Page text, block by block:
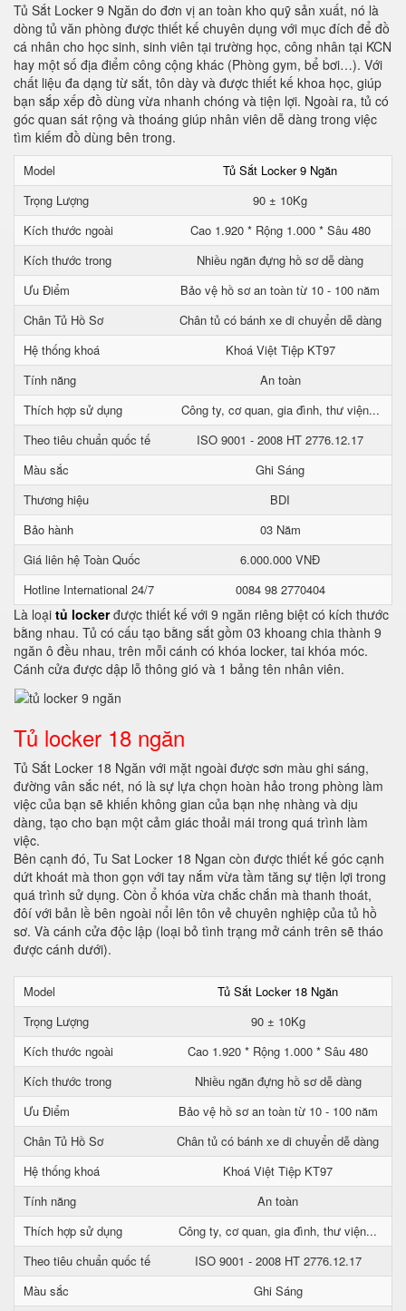
Tủ Sắt Locker 9 Ngăn do đơn vị an toàn kho quỹ sản xuất, nó là
dòng tủ văn phòng được thiết kế chuyên dụng với mục đích để đồ
cá nhân cho học sinh, sinh viên tại trường học, công nhân tại KCN
hay một số địa điểm công cộng khác (Phòng gym, bể bơi…). Với
chất liệu đa dạng từ sắt, tôn dày và được thiết kế khoa học, giúp
bạn sắp xếp đồ dùng vừa nhanh chóng và tiện lợi. Ngoài ra, tủ có
góc quan sát rộng và thoáng giúp nhân viên dễ dàng trong việc
tìm kiếm đồ dùng bên trong.
Model
Tủ Sắt Locker 9 Ngăn
Trọng Lượng
90 ± 10Kg
Kích thước ngoài
Cao 1.920 * Rộng 1.000 * Sâu 480
Kích thước trong
Nhiều ngăn đựng hồ sơ dễ dàng
Ưu Điểm
Bảo vệ hồ sơ an toàn từ 10 - 100 năm
Chân Tủ Hồ Sơ
Chân tủ có bánh xe di chuyển dễ dàng
Hệ thống khoá
Khoá Việt Tiệp KT97
Tính năng
An toàn
Thích hợp sử dụng
Công ty, cơ quan, gia đình, thư viện...
Theo tiêu chuẩn quốc tế
ISO 9001 - 2008 HT 2776.12.17
Màu sắc
Ghi Sáng
Thương hiệu
BDI
Bảo hành
03 Năm
Giá liên hệ Toàn Quốc
6.000.000 VNĐ
Hotline International 24/7
0084 98 2770404
Là loại tủ lockerđược thiết kế với 9 ngăn riêng biệt có kích thước
bằng nhau. Tủ có cấu tạo bằng sắt gồm 03 khoang chia thành 9
ngăn ô đều nhau, trên mỗi cánh có khóa locker, tai khóa móc.
Cánh cửa được dập lỗ thông gió và 1 bảng tên nhân viên.
Tủ locker 18 ngăn
Tủ Sắt Locker 18 Ngăn với mặt ngoài được sơn màu ghi sáng,
đường vân sắc nét, nó là sự lựa chọn hoàn hảo trong phòng làm
việc của bạn sẽ khiến không gian của bạn nhẹ nhàng và dịu
dàng, tạo cho bạn một cảm giác thoải mái trong quá trình làm
việc.
Bên cạnh đó, Tu Sat Locker 18 Ngan còn được thiết kế góc cạnh
dứt khoát mà thon gọn với tay nắm vừa tầm tăng sự tiện lợi trong
quá trình sử dụng. Còn ổ khóa vừa chắc chắn mà thanh thoát,
đôí với bản lề bên ngoài nổi lên tôn vẻ chuyên nghiệp của tủ hồ
sơ. Và cánh cửa độc lập (loại bỏ tình trạng mở cánh trên sẽ tháo
được cánh dưới).
Model
Tủ Sắt Locker 18 Ngăn
Trọng Lượng
90 ± 10Kg
Kích thước ngoài
Cao 1.920 * Rộng 1.000 * Sâu 480
Kích thước trong
Nhiều ngăn đựng hồ sơ dễ dàng
Ưu Điểm
Bảo vệ hồ sơ an toàn từ 10 - 100 năm
Chân Tủ Hồ Sơ
Chân tủ có bánh xe di chuyển dễ dàng
Hệ thống khoá
Khoá Việt Tiệp KT97
Tính năng
An toàn
Thích hợp sử dụng
Công ty, cơ quan, gia đình, thư viện...
Theo tiêu chuẩn quốc tế
ISO 9001 - 2008 HT 2776.12.17
Màu sắc
Ghi Sáng